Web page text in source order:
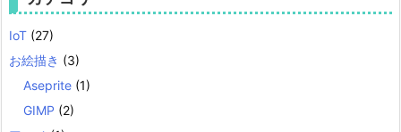
IoT (27)
お絵描き (3)
Aseprite (1)
GIMP (2)